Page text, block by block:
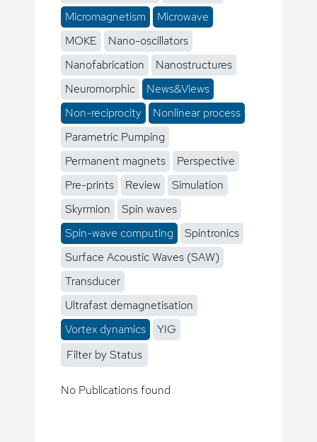
Micromagnetism
Microwave
MOKE
Nano-oscillators
Nanofabrication
Nanostructures
Neuromorphic
News&Views
Non-reciprocity
Nonlinear process
Parametric Pumping
Permanent magnets
Perspective
Pre-prints
Review
Simulation
Skyrmion
Spin waves
Spin-wave computing
Spintronics
Surface Acoustic Waves (SAW)
Transducer
Ultrafast demagnetisation
Vortex dynamics
YIG
Filter by Status
No Publications found